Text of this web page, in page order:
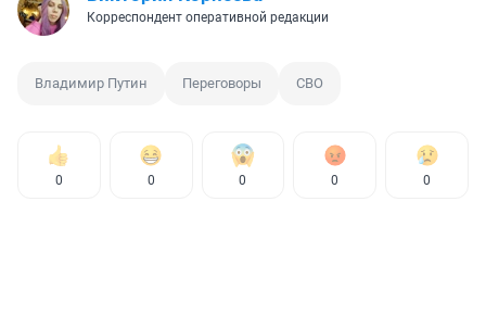
Корреспондент оперативной редакции
Владимир Путин Переговоры СВО
0 0 0 0 0